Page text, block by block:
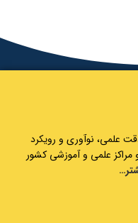
علمی، نوآوری و رویکرد
مراکز علمی و آموزشی کشور